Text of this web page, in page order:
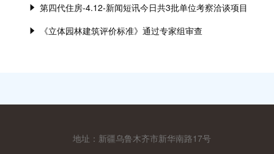
2024-04-17
第四代住房-4.12-‮闻新‬短讯今日共3‮单批‬位考察洽谈项目
2024-04-17
《立体园林建筑评价标准》通过专家组审查
地址：新疆乌鲁木齐市新华南路17号